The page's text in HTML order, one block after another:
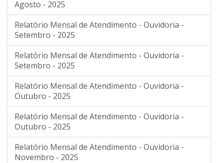
Agosto - 2025
Relatório Mensal de Atendimento - Ouvidoria -
Setembro - 2025
Relatório Mensal de Atendimento - Ouvidoria -
Setembro - 2025
Relatório Mensal de Atendimento - Ouvidoria -
Outubro - 2025
Relatório Mensal de Atendimento - Ouvidoria -
Outubro - 2025
Relatório Mensal de Atendimento - Ouvidoria -
Novembro - 2025